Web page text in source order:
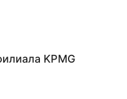
KPMG